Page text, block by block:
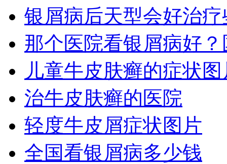
银屑病后天型会好治疗
那个医院看银屑病好
儿童牛皮肤癣的症状图
治牛皮肤癣的医院
轻度牛皮屑症状图片
全国看银屑病多少钱